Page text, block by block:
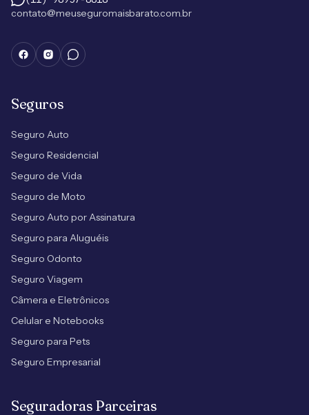
contato@meuseguromaisbarato.com.br
Seguros
Seguro Auto
Seguro Residencial
Seguro de Vida
Seguro de Moto
Seguro Auto por Assinatura
Seguro para Aluguéis
Seguro Odonto
Seguro Viagem
Câmera e Eletrônicos
Celular e Notebooks
Seguro para Pets
Seguro Empresarial
Seguradoras Parceiras